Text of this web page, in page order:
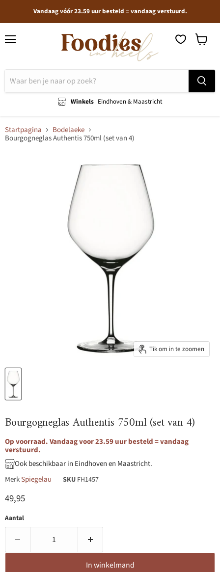
Vandaag vóór 23.59 uur besteld = vandaag verstuurd.
Winkels Eindhoven & Maastricht
Startpagina
Bodelaeke
Bourgogneglas Authentis 750ml (set van 4)
Tik om in te zoomen
Bourgogneglas Authentis 750ml (set van 4)
Op voorraad. Vandaag voor 23.59 uur besteld = vandaag
verstuurd.
Ook beschikbaar in Eindhoven en Maastricht.
MerkSpiegelau SKU FH1457
Huidige prijs
49,95
Aantal
In winkelmand